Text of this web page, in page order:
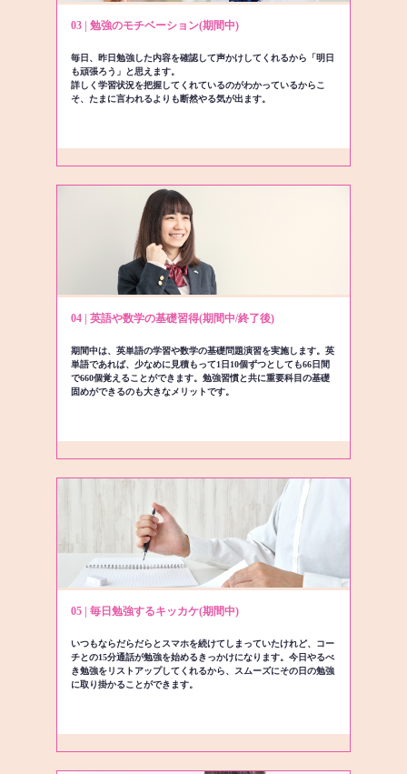
03 | 勉強のモチベーション(期間中)
毎日、昨日勉強した内容を確認して声かけしてくれるから「明日
も頑張ろう」と思えます。
詳しく学習状況を把握してくれているのがわかっているからこ
そ、たまに言われるよりも断然やる気が出ます。
04 | 英語や数学の基礎習得(期間中/終了後)
期間中は、英単語の学習や数学の基礎問題演習を実施します。英
単語であれば、少なめに見積もって1日10個ずつとしても66日間
で660個覚えることができます。勉強習慣と共に重要科目の基礎
固めができるのも大きなメリットです。
05 | 毎日勉強するキッカケ(期間中)
いつもならだらだらとスマホを続けてしまっていたけれど、コー
チとの15分通話が勉強を始めるきっかけになります。今日やるべ
き勉強をリストアップしてくれるから、スムーズにその日の勉強
に取り掛かることができます。